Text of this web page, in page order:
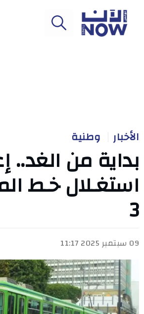
الأخبار وطنية
بداية من الغد..
استغـلال خـط
3
09 سبتمبر 2025 11:17